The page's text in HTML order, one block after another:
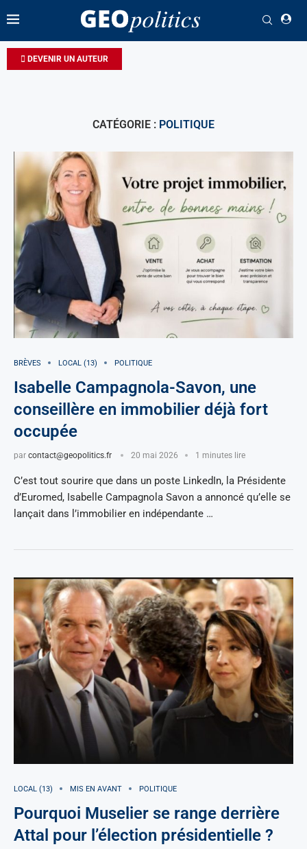
DEVENIR UN AUTEUR
CATÉGORIE : POLITIQUE
BRÈVES LOCAL (13) POLITIQUE
Isabelle Campagnola-Savon, une
conseillère en immobilier déjà fort
occupée
par contact@geopolitics.fr 20 mai 2026 1 minutes lire
C’est tout sourire que dans un poste LinkedIn, la Présidente
d’Euromed, Isabelle Campagnola Savon a annoncé qu’elle se
lançait dans l’immobilier en indépendante …
LOCAL (13) MIS EN AVANT POLITIQUE
Pourquoi Muselier se range derrière
Attal pour l’élection présidentielle ?